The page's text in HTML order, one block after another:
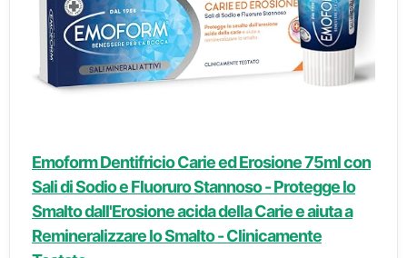
Emoform Dentifricio Carie ed Erosione 75ml con
Sali di Sodio e Fluoruro Stannoso - Protegge lo
Smalto dall'Erosione acida della Carie e aiuta a
Remineralizzare lo Smalto - Clinicamente